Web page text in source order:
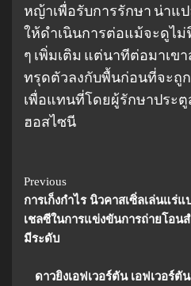
หญ้าเพื่อรับการรักษา น่าแ
ให้ดําเนินการต่อแม้จะดูไ
ๆ เพิ่มเติม แต่นาทีต่อมาเ
ทรุดตัวลงกับพื้นก่อนที่จะถู
เพื่อแทนที่โดยผู้รักษาประตู
ฮอสไซนี
Continue
Reading
Previous
การเก็งกำไร นิวคาสเซิ่ลเล่นแร่
เชลซีในการแข่งขันการถ่ายโอ
มีระดับ
ดาวยิงเอฟเวอร์ตัน เอฟเวอร์ตั